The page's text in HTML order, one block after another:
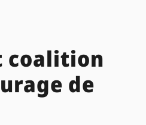
coalition
de